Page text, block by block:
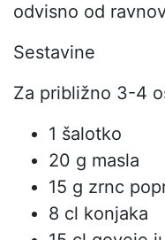
odvisno od
Sestavine
Za približno 3-4
1 šalotko
20 g masla
15 g zrnc
8 cl konjaka